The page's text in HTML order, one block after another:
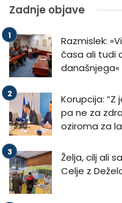
Zadnje objave
Razmislek:
časa ali tudi
današnjega«
Korupcija:
pa ne za
oziroma za
Želja, cilj ali
Celje z